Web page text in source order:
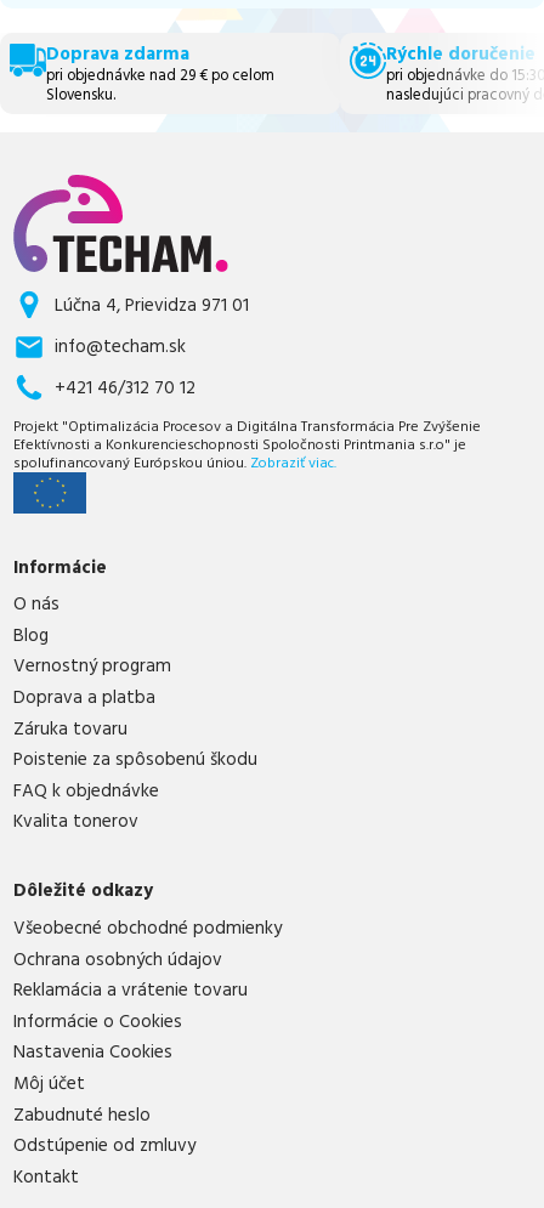
Doprava zdarma
pri objednávke nad 29 € po celom
Slovensku.
Rýchle doručenie
pri objednávke do
nasledujúci pracovný
Lúčna 4, Prievidza 971 01
info@techam.sk
+421 46/312 70 12
Projekt "Optimalizácia Procesov a Digitálna Transformácia Pre Zvýšenie
Efektívnosti a Konkurencieschopnosti Spoločnosti Printmania s.r.o" je
spolufinancovaný Európskou úniou. Zobraziť viac.
Informácie
O nás
Blog
Vernostný program
Doprava a platba
Záruka tovaru
Poistenie za spôsobenú škodu
FAQ k objednávke
Kvalita tonerov
Dôležité odkazy
Všeobecné obchodné podmienky
Ochrana osobných údajov
Reklamácia a vrátenie tovaru
Informácie o Cookies
Nastavenia Cookies
Môj účet
Zabudnuté heslo
Odstúpenie od zmluvy
Kontakt